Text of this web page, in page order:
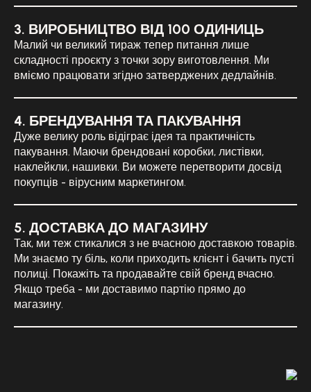
3. ВИРОБНИЦТВО ВІД 100 ОДИНИЦЬ
Малий чи великий тираж тепер питання лише
складності проєкту з точки зору виготовлення. Ми
вміємо працювати згідно затверджених дедлайнів.
4. БРЕНДУВАННЯ ТА ПАКУВАННЯ
Дуже велику роль відіграє ідея та практичність
пакування. Маючи брендовані коробки, листівки,
наклейкли, нашивки. Ви можете перетворити досвід
покупців - вірусним маркетингом.
5. ДОСТАВКА ДО МАГАЗИНУ
Так, ми теж стикалися з не вчасною доставкою товарів.
Ми знаємо ту біль, коли приходить клієнт і бачить пусті
полиці. Покажіть та продавайте свій бренд вчасно.
Якщо треба - ми доставимо партію прямо до
магазину.